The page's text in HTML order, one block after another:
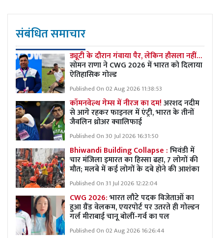
संबंधित समाचार
ड्यूटी के दौरान गंवाया पैर, लेकिन हौसला नहीं…
सोमन राणा ने CWG 2026 में भारत को दिलाया
ऐतिहासिक गोल्ड
Published On 02 Aug 2026 11:38:53
कॉमनवेल्थ गेम्स में नीरज का दम!अरशद नदीम
से आगे रहकर फाइनल में एंट्री, भारत के तीनों
जैवलिन थ्रोअर क्वालिफाई
Published On 30 Jul 2026 16:31:50
Bhiwandi Building Collapse :भिवंडी में
चार मंजिला इमारत का हिस्सा ढहा, 7 लोगों की
मौत; मलबे में कई लोगों के दबे होने की आशंका
Published On 31 Jul 2026 12:22:04
CWG 2026:भारत लौटे पदक विजेताओं का
हुआ ग्रैंड वेलकम, एयरपोर्ट पर उतरते ही गोल्डन
गर्ल मीराबाई चानू बोलीं-गर्व का पल
Published On 02 Aug 2026 16:26:44